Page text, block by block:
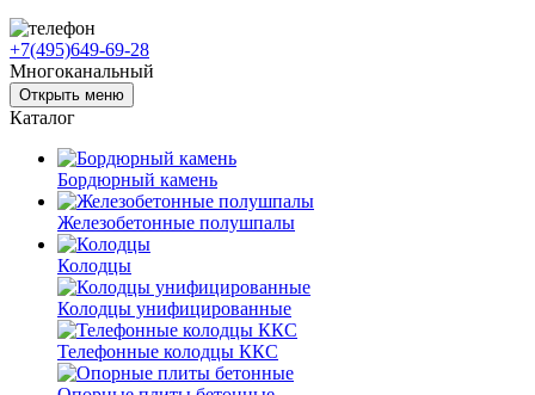
+7(495)649-69-28
Многоканальный
Открыть меню
Каталог
Бордюрный камень
Железобетонные полушпалы
Колодцы
Колодцы унифицированные
Телефонные колодцы ККС